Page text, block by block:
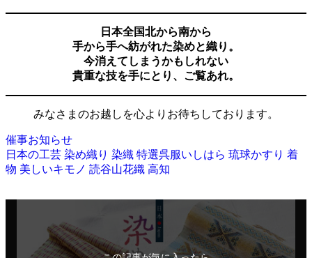
日本全国北から南から
手から手へ紡がれた染めと織り。
今消えてしまうかもしれない
貴重な技を手にとり、ご覧あれ。
みなさまのお越しを心よりお待ちしております。
催事お知らせ
日本の工芸 染め織り 染織 特選呉服いしはら 琉球かすり 着
物 美しいキモノ 読谷山花織 高知